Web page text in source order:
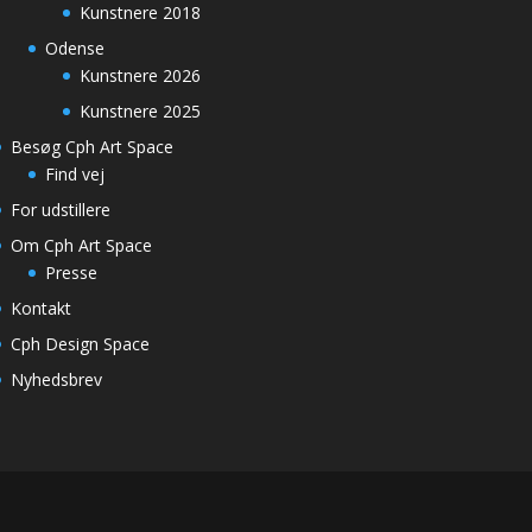
Kunstnere 2018
Odense
Kunstnere 2026
Kunstnere 2025
Besøg Cph Art Space
Find vej
For udstillere
Om Cph Art Space
Presse
Kontakt
Cph Design Space
Nyhedsbrev